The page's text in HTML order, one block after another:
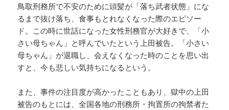
鳥取刑務所で不安のために頭髪が「落ち武者状態」にな
るまで抜け落ち、食事もとれなくなった際のエピソー
ド。この時に世話になった女性刑務官が大好きで、「小
さい母ちゃん」と呼んでいたという上田被告。「小さい
母ちゃん」が退職し、会えなくなった時のことを思い出
すと、今も悲しい気持ちになるという。
また、事件の注目度が高かったこともあり、獄中の上田
被告のもとには、全国各地の刑務所・拘置所の拘禁者た